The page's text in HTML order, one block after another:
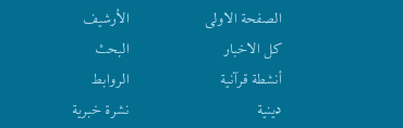
الصفحة الاولى
كل الاخبار
أنشطة قرآنیة
دينية
الأرشیف
البحث
الروابط
نشرة‌ خبریة